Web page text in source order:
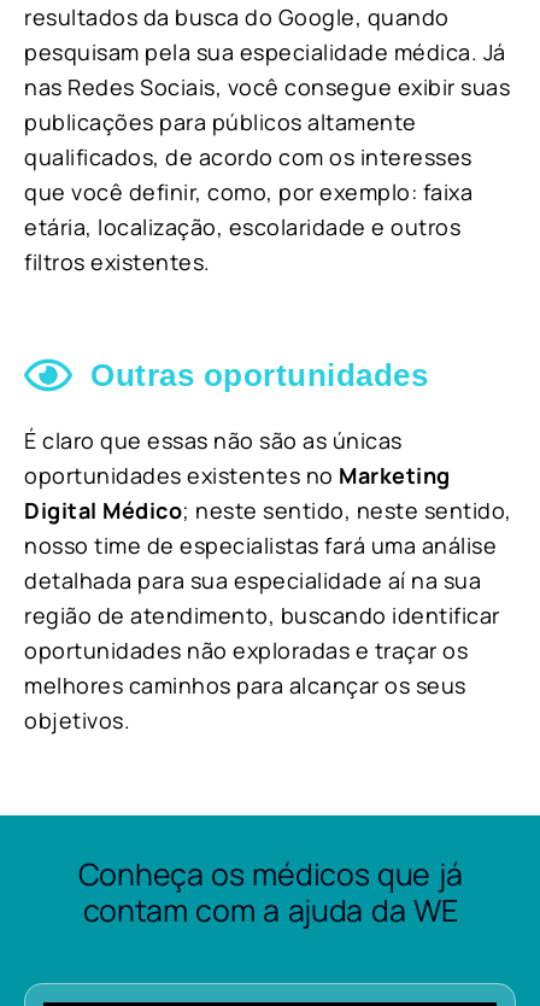
resultados da busca do Google, quando
pesquisam pela sua especialidade médica. Já
nas Redes Sociais, você consegue exibir suas
publicações para públicos altamente
qualificados, de acordo com os interesses
que você definir, como, por exemplo: faixa
etária, localização, escolaridade e outros
filtros existentes.
Outras oportunidades
É claro que essas não são as únicas
oportunidades existentes no Marketing
Digital Médico; neste sentido, neste sentido,
nosso time de especialistas fará uma análise
detalhada para sua especialidade aí na sua
região de atendimento, buscando identificar
oportunidades não exploradas e traçar os
melhores caminhos para alcançar os seus
objetivos.
Conheça os médicos que já
contam com a ajuda da WE